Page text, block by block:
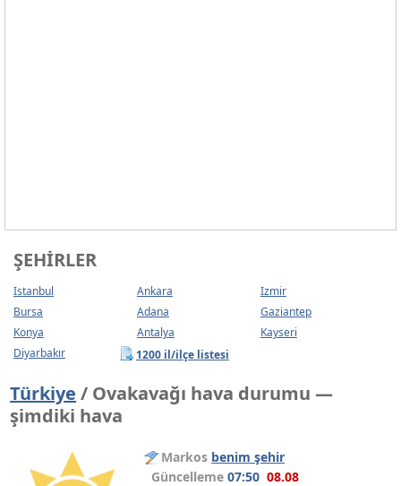
ŞEHIRLER
Istanbul Ankara
Izmir
Bursa
Adana
Gaziantep
Konya
Antalya
Kayseri
Diyarbakır
1200 il/ilçe listesi
Türkiye / Ovakavağı hava durumu —
şimdiki hava
Markos benim şehir
Güncelleme07:50 08.08